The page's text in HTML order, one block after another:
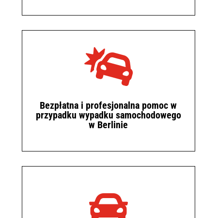

Bezpłatna i profesjonalna pomoc w
przypadku wypadku samochodowego
w Berlinie
